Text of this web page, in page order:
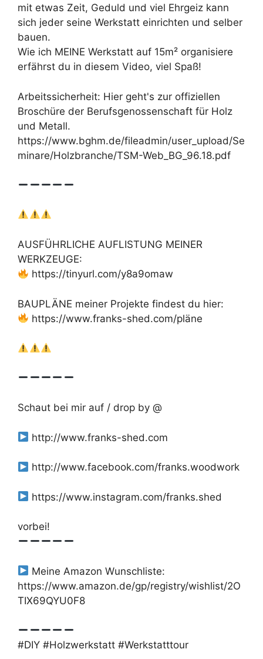
mit etwas Zeit, Geduld und viel Ehrgeiz kann
sich jeder seine Werkstatt einrichten und selber
bauen.
Wie ich MEINE Werkstatt auf 15m² organisiere
erfährst du in diesem Video, viel Spaß!
Arbeitssicherheit: Hier geht's zur offiziellen
Broschüre der Berufsgenossenschaft für Holz
und Metall.
https://www.bghm.de/fileadmin/user_upload/Se
minare/Holzbranche/TSM-Web_BG_96.18.pdf
AUSFÜHRLICHE AUFLISTUNG MEINER
WERKZEUGE:
https://tinyurl.com/y8a9omaw
BAUPLÄNE meiner Projekte findest du hier:
https://www.franks-shed.com/pläne
Schaut bei mir auf / drop by @
http://www.franks-shed.com
http://www.facebook.com/franks.woodwork
https://www.instagram.com/franks.shed
vorbei!
Meine Amazon Wunschliste:
https://www.amazon.de/gp/registry/wishlist/2O
TIX69QYU0F8
#DIY #Holzwerkstatt #Werkstatttour